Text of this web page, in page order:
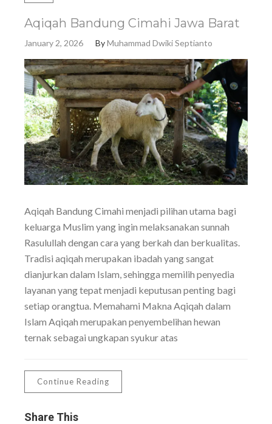
Aqiqah Bandung Cimahi Jawa Barat
January 2, 2026 ByMuhammad Dwiki Septianto
Aqiqah Bandung Cimahi menjadi pilihan utama bagi
keluarga Muslim yang ingin melaksanakan sunnah
Rasulullah dengan cara yang berkah dan berkualitas.
Tradisi aqiqah merupakan ibadah yang sangat
dianjurkan dalam Islam, sehingga memilih penyedia
layanan yang tepat menjadi keputusan penting bagi
setiap orangtua. Memahami Makna Aqiqah dalam
Islam Aqiqah merupakan penyembelihan hewan
ternak sebagai ungkapan syukur atas
Continue Reading
Share This